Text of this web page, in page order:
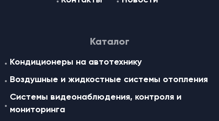
Каталог
Кондиционеры на автотехнику
Воздушные и жидкостные cистемы отопления
Системы видеонаблюдения, контроля и
мониторинга